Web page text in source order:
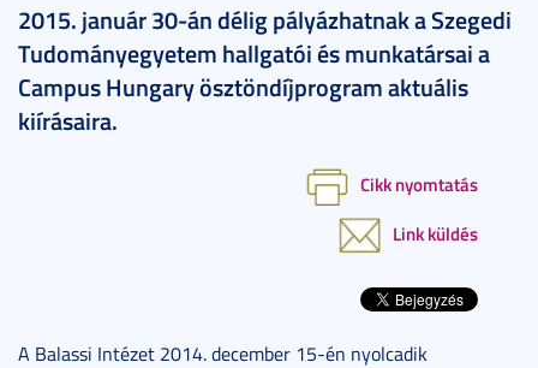
2015. január 30-án délig pályázhatnak a Szegedi
Tudományegyetem hallgatói és munkatársai a
Campus Hungary ösztöndíjprogram aktuális
kiírásaira.
Cikk nyomtatás
Link küldés
A Balassi Intézet 2014. december 15-én nyolcadik